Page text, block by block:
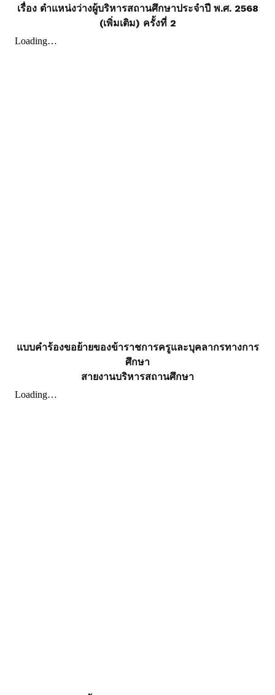
เรื่อง ตำแหน่งว่างผู้บริหารสถานศึกษาประจำปี พ.ศ. 2568
(เพิ่มเติม) ครั้งที่ 2
แบบคำร้องขอย้ายของข้าราชการครูและบุคลากรทางการ
ศึกษา
สายงานบริหารสถานศึกษา